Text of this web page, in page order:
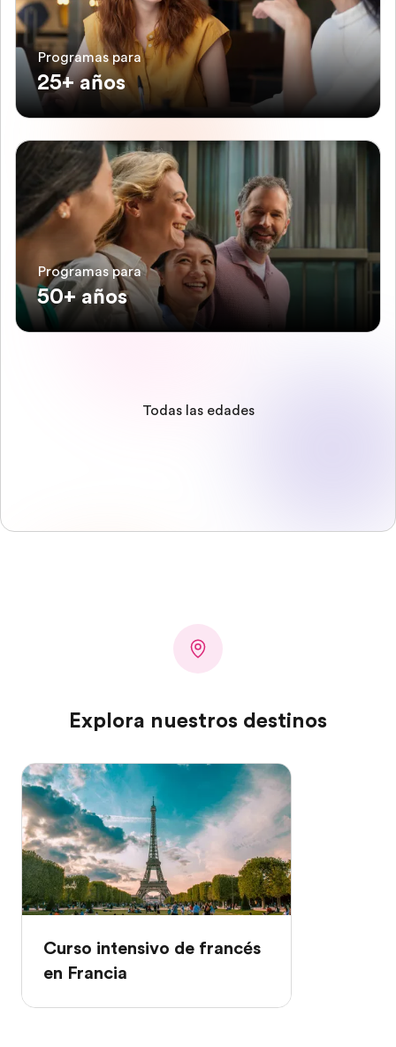
Programas para
25+ años
Programas para
50+ años
Todas las edades
Explora nuestros destinos
Curso intensivo de francés
en Francia